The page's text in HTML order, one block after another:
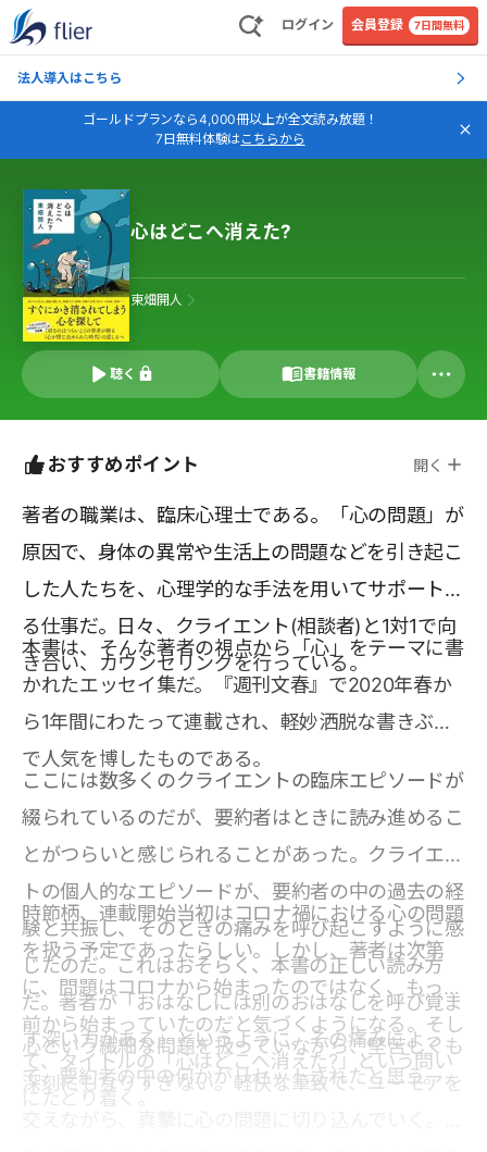
ログイン 会員登録 7日間無料
法人導入はこちら
ゴールドプランなら4,000冊以上が全文読み放題！
7日無料体験はこちらから
心はどこへ消えた?
東畑開人
聴く 書籍情報
おすすめポイント 開く
著者の職業は、臨床心理士である。「心の問題」が
原因で、身体の異常や生活上の問題などを引き起こ
した人たちを、心理学的な手法を用いてサポートす
る仕事だ。日々、クライエント(相談者)と1対1で向
き合い、カウンセリングを行っている。
本書は、そんな著者の視点から「心」をテーマに書
かれたエッセイ集だ。『週刊文春』で2020年春か
ら1年間にわたって連載され、軽妙洒脱な書きぶり
で人気を博したものである。
ここには数多くのクライエントの臨床エピソードが
綴られているのだが、要約者はときに読み進めるこ
とがつらいと感じられることがあった。クライエン
トの個人的なエピソードが、要約者の中の過去の経
験と共振し、そのときの痛みを呼び起こすように感
じたのだ。これはおそらく、本書の正しい読み方
だ。著者が「おはなしには別のおはなしを呼び覚ま
す深い力がある」というように、その痛みによっ
て、要約者の中の何かがリセットされたと思う。
時節柄、連載開始当初はコロナ禍における心の問題
を扱う予定であったらしい。しかし、著者は次第
に、問題はコロナから始まったのではなく、もっと
前から始まっていたのだと気づくようになる。そし
て、タイトルの「心はどこへ消えた?」という問い
にたどり着く。
心という繊細な問題を扱っていながら、堅苦しくも
深刻にもなりすぎない。軽快な筆致で、ユーモアを